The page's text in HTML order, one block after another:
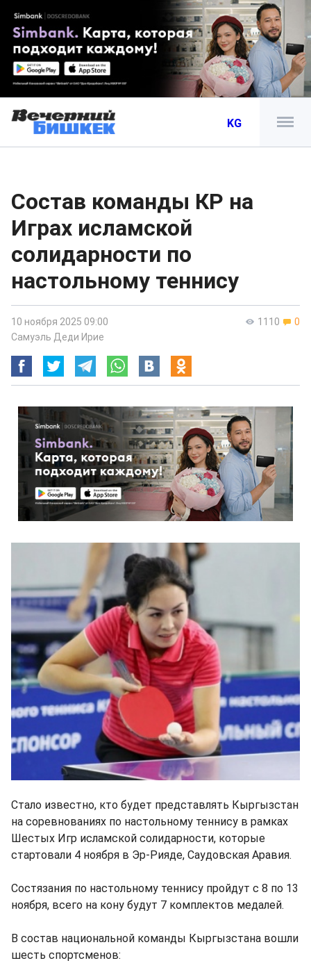
KG
Состав команды КР на
Играх исламской
солидарности по
настольному теннису
1110 0
10 ноября 2025 09:00
Самуэль Деди Ирие
Стало известно, кто будет представлять Кыргызстан
на соревнованиях по настольному теннису в рамках
Шестых Игр исламской солидарности, которые
стартовали 4 ноября в Эр-Рияде, Саудовская Аравия.
Состязания по настольному теннису пройдут с 8 по 13
ноября, всего на кону будут 7 комплектов медалей.
В состав национальной команды Кыргызстана вошли
шесть спортсменов: